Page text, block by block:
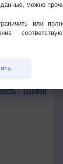
Осадки
можно
или